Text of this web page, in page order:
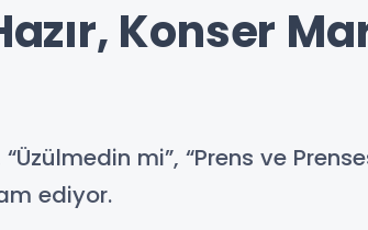
Konser
mi”, “Prens ve
ediyor.